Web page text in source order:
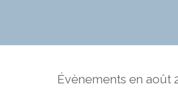
Évènements en août